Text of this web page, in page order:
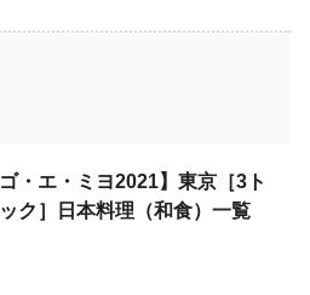
ゴ・エ・ミヨ2021】東京［3ト
ック］日本料理（和食）一覧